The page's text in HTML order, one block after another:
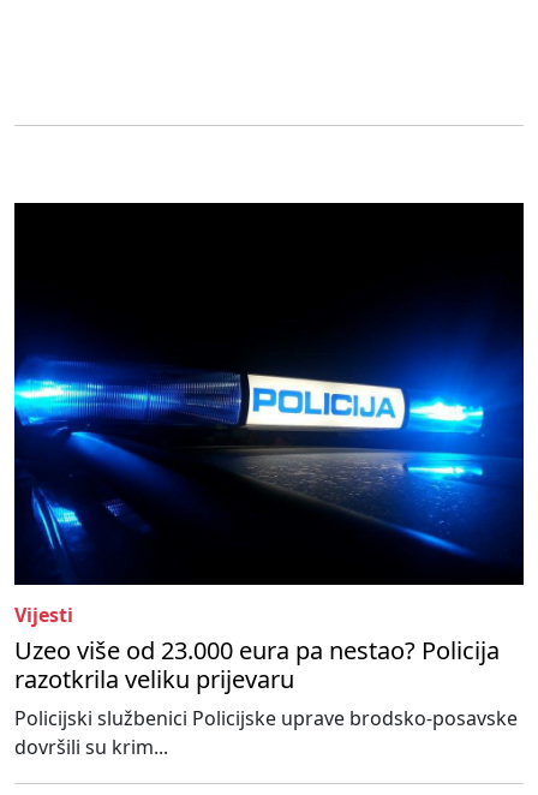
Vijesti
Uzeo više od 23.000 eura pa nestao? Policija
razotkrila veliku prijevaru
Policijski službenici Policijske uprave brodsko-posavske
dovršili su krim...